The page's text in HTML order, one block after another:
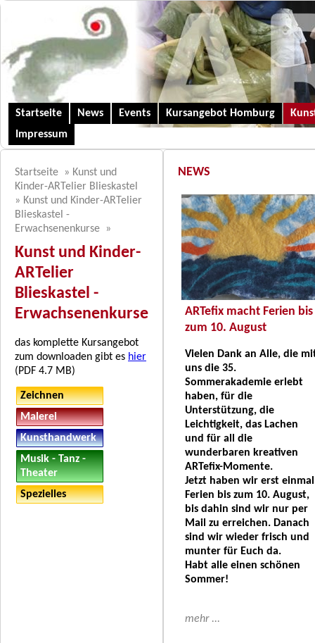
Startseite News Events Kursangebot Homburg
Impressum
Startseite » Kunst und
Kinder-ARTelier Blieskastel
» Kunst und Kinder-ARTelier
Blieskastel -
Erwachsenenkurse
»
Kunst und Kinder-
ARTelier
Blieskastel -
Erwachsenenkurse
das komplette Kursangebot
zum downloaden gibt es hier
(PDF 4.7 MB)
Zeichnen
Malerei
Kunsthandwerk
Musik - Tanz -
Theater
Spezielles
NEWS
ARTefix macht Ferien bis
zum 10. August
Vielen Dank an Alle, die
uns die 35.
Sommerakademie erlebt
haben, für die
Unterstützung, die
Leichtigkeit, das Lachen
und für all die
wunderbaren kreativen
ARTefix-Momente.
Jetzt haben wir erst einmal
Ferien bis zum 10. August,
bis dahin sind wir nur per
Mail zu erreichen. Danach
sind wir wieder frisch und
munter für Euch da.
Habt alle einen schönen
Sommer!
mehr ...